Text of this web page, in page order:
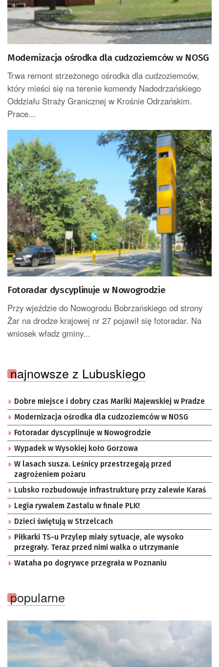
Modernizacja ośrodka dla cudzoziemców w NOSG
Trwa remont strzeżonego ośrodka dla cudzoziemców,
który mieści się na terenie komendy Nadodrzańskiego
Oddziału Straży Granicznej w Krośnie Odrzańskim.
Prace...
Fotoradar dyscyplinuje w Nowogrodzie
Przy wjeździe do Nowogrodu Bobrzańskiego od strony
Żar na drodze krajowej nr 27 pojawił się fotoradar. Na
wniosek władz gminy...
najnowsze z Lubuskiego
Dobre miejsce i dobry czas Mariki Majewskiej w Pradze
Modernizacja ośrodka dla cudzoziemców w NOSG
Fotoradar dyscyplinuje w Nowogrodzie
Wypadek w Wysokiej koło Gorzowa
W lasach susza. Leśnicy przestrzegają przed
zagrożeniem pożaru
Lubsko rozbudowuje infrastrukturę przy zalewie Karaś
Legia rywalem Zastalu w finale PLK!
Dzieci świętują w Strzelcach
Piłkarki TS-u Przylep miały sytuacje, ale wysoko
przegrały. Teraz przed nimi walka o utrzymanie
Wataha po dogrywce przegrała w Poznaniu
popularne